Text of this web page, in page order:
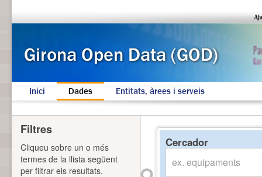
Inici Dades Entitats, àrees i serveis
Cercador
Filtres
Cliqueu sobre un o més
termes de la llista següent
per filtrar els resultats.